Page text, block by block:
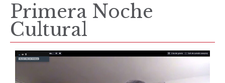
Primera Noche
Cultural